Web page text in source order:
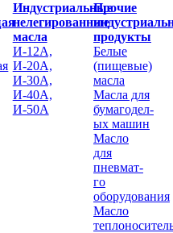
Индустриальные
нелегированные
масла
И-12А,
И-20А,
И-30А,
И-40А,
И-50А
Прочие
продукты
Белые
(пищевые)
масла
Масла для
бумагодел-
ых машин
Масло
для
пневмат-
го
оборудования
Масло